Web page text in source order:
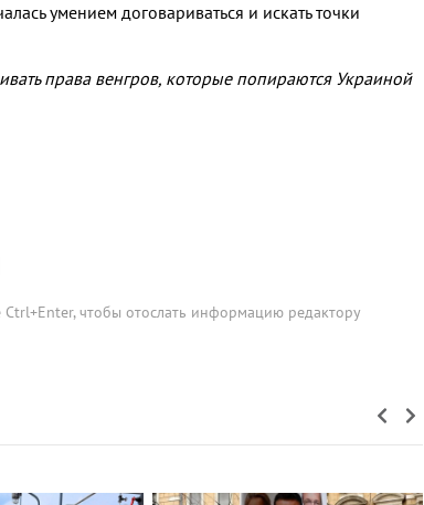
умением договариваться и искать точки
права венгров, которые попираются Украиной
чтобы отослать информацию редактору